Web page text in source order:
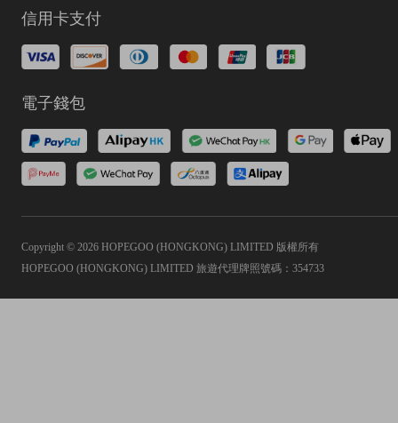
信用卡支付
電子錢包
Copyright © 2026 HOPEGOO (HONGKONG) LIMITED 版權所有
HOPEGOO (HONGKONG) LIMITED 旅遊代理牌照號碼：354733